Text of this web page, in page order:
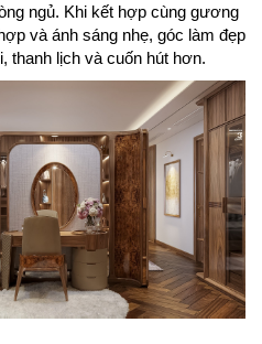
ngủ. Khi kết hợp cùng gương
và ánh sáng nhẹ, góc làm đẹp
thanh lịch và cuốn hút hơn.